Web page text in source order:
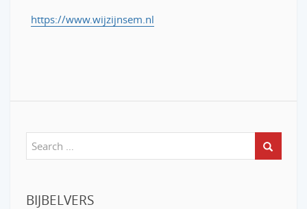
https://www.wijzijnsem.nl
BIJBELVERS